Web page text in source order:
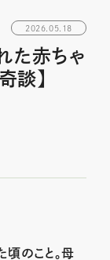
2026.05.18
た赤ちゃ
談】
頃のこと。母